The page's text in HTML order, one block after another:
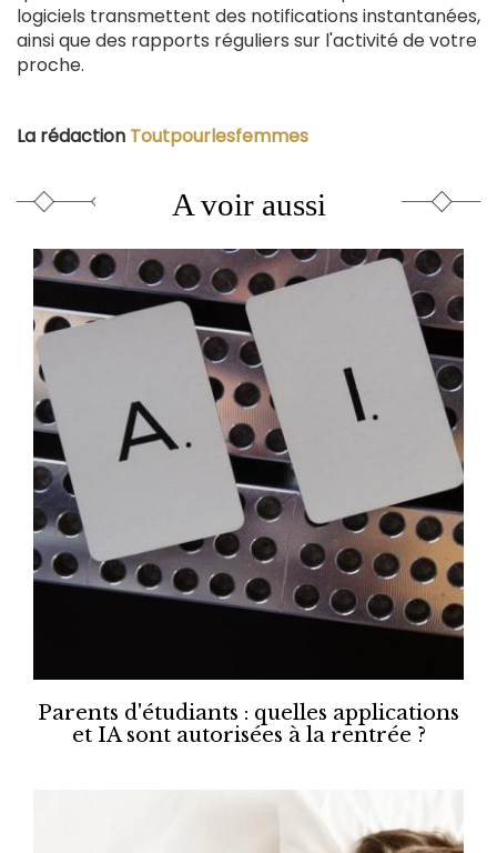
logiciels transmettent des notifications instantanées,
ainsi que des rapports réguliers sur l'activité de votre
proche.
La rédaction Toutpourlesfemmes
A voir aussi
Parents d'étudiants : quelles applications
et IA sont autorisées à la rentrée ?